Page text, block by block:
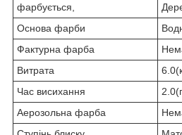
фарбується,
Основа фарби
Фактурна фарба
Витрата
Час висихання
Аерозольна фарба